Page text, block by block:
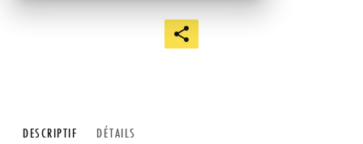
DESCRIPTIF DÉTAILS